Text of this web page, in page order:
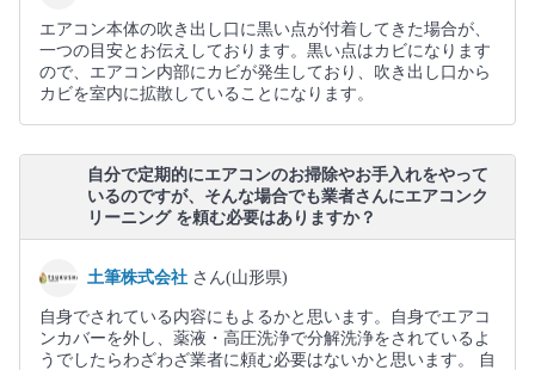
エアコン本体の吹き出し口に黒い点が付着してきた場合が、
一つの目安とお伝えしております。黒い点はカビになります
ので、エアコン内部にカビが発生しており、吹き出し口から
カビを室内に拡散していることになります。
自分で定期的にエアコンのお掃除やお手入れをやって
いるのですが、そんな場合でも業者さんにエアコンク
リーニング を頼む必要はありますか？
土筆株式会社 さん(山形県)
自身でされている内容にもよるかと思います。自身でエアコ
ンカバーを外し、薬液・高圧洗浄で分解洗浄をされているよ
うでしたらわざわざ業者に頼む必要はないかと思います。 自